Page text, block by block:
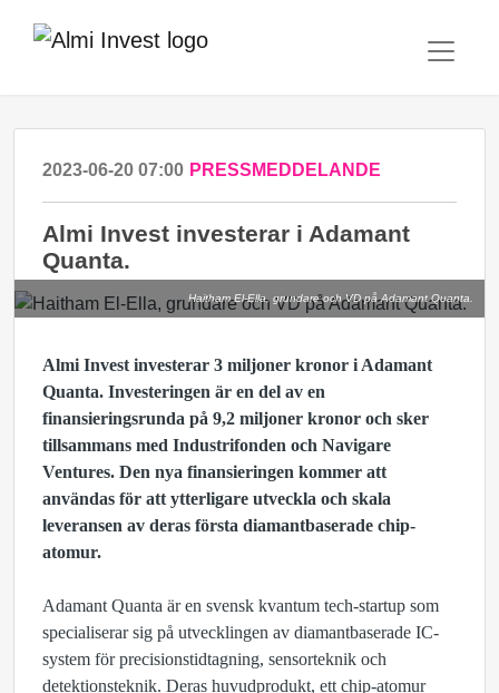
2023-06-20 07:00 PRESSMEDDELANDE
Almi Invest investerar i Adamant
Quanta.
Haitham El-Ella, grundare och VD på Adamant Quanta.
Almi Invest investerar 3 miljoner kronor i Adamant
Quanta. Investeringen är en del av en
finansieringsrunda på 9,2 miljoner kronor och sker
tillsammans med Industrifonden och Navigare
Ventures. Den nya finansieringen kommer att
användas för att ytterligare utveckla och skala
leveransen av deras första diamantbaserade chip-
atomur.
Adamant Quanta är en svensk kvantum tech-startup som
specialiserar sig på utvecklingen av diamantbaserade IC-
system för precisionstidtagning, sensorteknik och
detektionsteknik. Deras huvudprodukt, ett chip-atomur